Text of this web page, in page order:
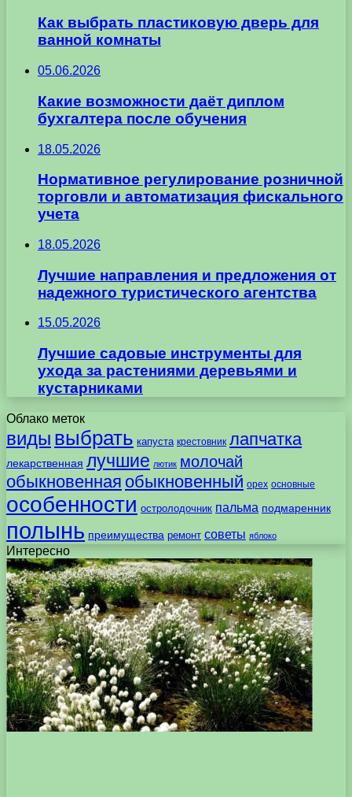
Как выбрать пластиковую дверь для
ванной комнаты
05.06.2026
Какие возможности даёт диплом
бухгалтера после обучения
18.05.2026
Нормативное регулирование розничной
торговли и автоматизация фискального
учета
18.05.2026
Лучшие направления и предложения от
надежного туристического агентства
15.05.2026
Лучшие садовые инструменты для
ухода за растениями деревьями и
кустарниками
Облако меток
виды выбрать капуста крестовник лапчатка
лекарственная лучшие лютик молочай
обыкновенная обыкновенный орех основные
особенности остролодочник пальма подмаренник
полынь преимущества ремонт советы яблоко
Интересно